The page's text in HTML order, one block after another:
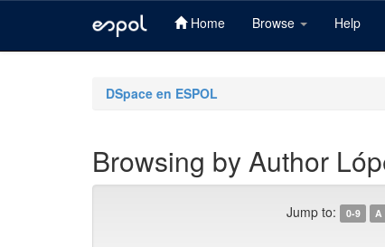
Home Browse Help
DSpace en ESPOL
Browsing by Author
Jump to: 0-9 A